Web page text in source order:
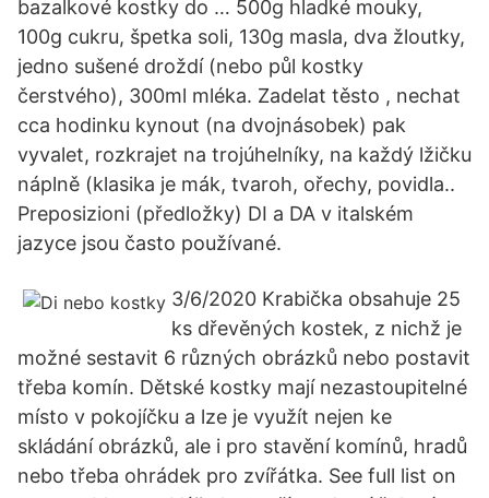
bazalkové kostky do … 500g hladké mouky,
100g cukru, špetka soli, 130g masla, dva žloutky,
jedno sušené droždí (nebo půl kostky
čerstvého), 300ml mléka. Zadelat těsto , nechat
cca hodinku kynout (na dvojnásobek) pak
vyvalet, rozkrajet na trojúhelníky, na každý lžičku
náplně (klasika je mák, tvaroh, ořechy, povidla..
Preposizioni (předložky) DI a DA v italském
jazyce jsou často používané.
3/6/2020 Krabička obsahuje 25
ks dřevěných kostek, z nichž je
možné sestavit 6 různých obrázků nebo postavit
třeba komín. Dětské kostky mají nezastoupitelné
místo v pokojíčku a lze je využít nejen ke
skládání obrázků, ale i pro stavění komínů, hradů
nebo třeba ohrádek pro zvířátka. See full list on